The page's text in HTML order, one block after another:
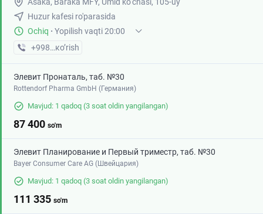
Asaka, Baraka MFY, Umid ko‘chasi, 105-uy
Huzur kafesi ro'parasida
Ochiq · Yopilish vaqti 20:00
+998 (88) XXX-XX-XX
кo’rish
Элевит Пронаталь, таб. №30
Rottendorf Pharma GmbH (Германия)
Mavjud: 1 qadoq (3 soat oldin yangilangan)
87 400 so'm
Элевит Планирование и Первый триместр, таб. №30
Bayer Consumer Care AG (Швейцария)
Mavjud: 1 qadoq (3 soat oldin yangilangan)
111 335 so'm